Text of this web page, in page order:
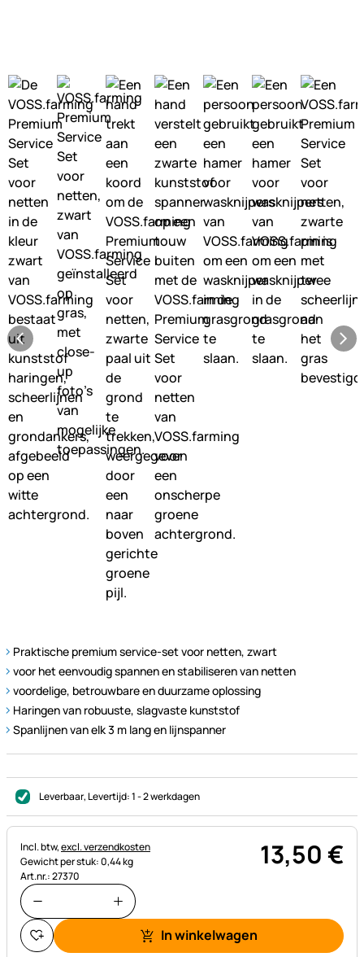
Praktische premium service-set voor netten, zwart
voor het eenvoudig spannen en stabiliseren van netten
voordelige, betrouwbare en duurzame oplossing
Haringen van robuuste, slagvaste kunststof
Spanlijnen van elk 3 m lang en lijnspanner
Leverbaar, Levertijd:1 - 2 werkdagen
Belastinginformatie:
Incl. btw,excl. verzendkosten
Gewicht per stuk: 0,44 kg
Art.nr.: 27370
13,50€
In winkelwagen